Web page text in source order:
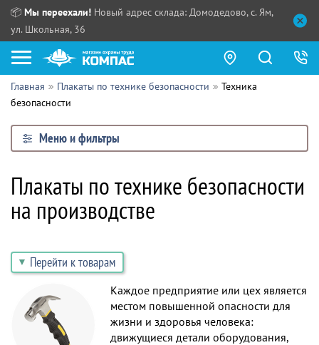
📦 Мы переехали! Новый адрес склада: Домодедово, с. Ям,
ул. Школьная, 36
Как купить?
Прайс-листы
Сотрудничество
Партнерам
Поставщикам
Обзоры
Контакты
ПТ:
Выдача продукции:
Главная Плакаты по технике безопасности
Техника
безопасности
Меню и фильтры
Плакаты по технике безопасности
на производстве
Перейти к товарам
Каждое предприятие или цех является
местом повышенной опасности для
жизни и здоровья человека:
движущиеся детали оборудования,